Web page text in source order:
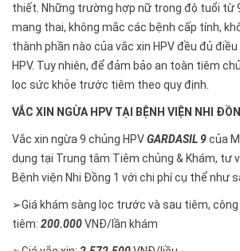
thiết. Những trường hợp nữ trong độ tuổi từ
mang thai, không mắc các bệnh cấp tính,
thành phần nào của vắc xin HPV đều đủ
HPV. Tuy nhiên, để đảm bảo an toàn tiêm
lọc sức khỏe trước tiêm theo quy định.
VẮC XIN NGỪA HPV TẠI BỆNH VIỆN NHI
Vắc xin ngừa 9 chủng HPVGARDASIL 9của
dụng tại Trung tâm Tiêm chủng & Khám, tư
Bệnh viện Nhi Đồng 1 với chi phí cụ thể như
➢Giá khám sàng lọc trước và sau tiêm, công
tiêm: 200.000VNĐ/lần khám